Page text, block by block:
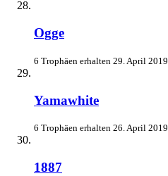
Ogge
6 Trophäen erhalten 29. April 2019
Yamawhite
6 Trophäen erhalten 26. April 2019
1887